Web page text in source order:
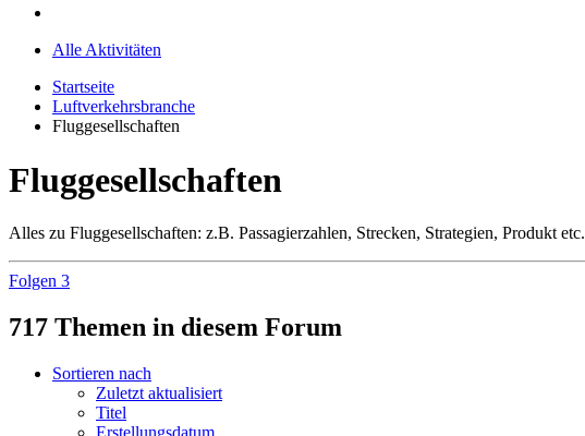
Alle Aktivitäten
Startseite
Luftverkehrsbranche
Fluggesellschaften
Fluggesellschaften
Alles zu Fluggesellschaften: z.B. Passagierzahlen, Strecken, Strategien, Produkt etc.
Folgen 3
717 Themen in diesem Forum
Sortieren nach
Zuletzt aktualisiert
Titel
Erstellungsdatum